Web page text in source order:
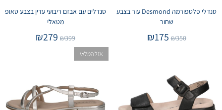
סנדלי פלטפורמה Desmond עור בצבע
שחור
₪350
₪175
סנדלים עם אבזם ריבועי עדין בצבע טאופ
מטאלי
₪399
₪279
אזל המלאי